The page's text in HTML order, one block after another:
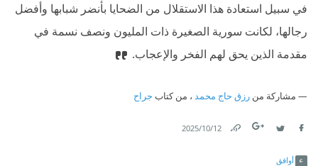
في سبيل استعادة هذا الاستقلال من الضحايا بأنضر شبابها وأفضل
رجالها، لكانت سورية الصغيرة ذات المليون ونصف نسمة في
مقدمة الذين يحق لهم الفخر والإعجاب.
مشاركة من رزق حاج محمد ، من كتاب جراح
12‏/10‏/2025
أوافق